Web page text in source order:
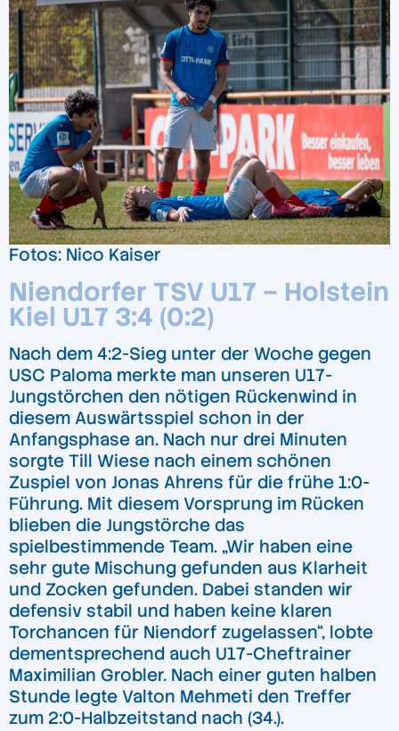
Fotos: Nico Kaiser
Niendorfer TSV U17 – Holstein
Kiel U17 3:4 (0:2)
Nach dem 4:2-Sieg unter der Woche gegen
USC Paloma merkte man unseren U17-
Jungstörchen den nötigen Rückenwind in
diesem Auswärtsspiel schon in der
Anfangsphase an. Nach nur drei Minuten
sorgte Till Wiese nach einem schönen
Zuspiel von Jonas Ahrens für die frühe 1:0-
Führung. Mit diesem Vorsprung im Rücken
blieben die Jungstörche das
spielbestimmende Team. „Wir haben eine
sehr gute Mischung gefunden aus Klarheit
und Zocken gefunden. Dabei standen wir
defensiv stabil und haben keine klaren
Torchancen für Niendorf zugelassen“, lobte
dementsprechend auch U17-Cheftrainer
Maximilian Grobler. Nach einer guten halben
Stunde legte Valton Mehmeti den Treffer
zum 2:0-Halbzeitstand nach (34.).